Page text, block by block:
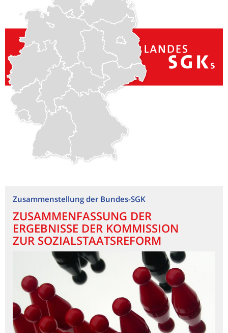
Zusammenstellung der Bundes-SGK
ZUSAMMENFASSUNG DER
ERGEBNISSE DER KOMMISSION
ZUR SOZIALSTAATSREFORM